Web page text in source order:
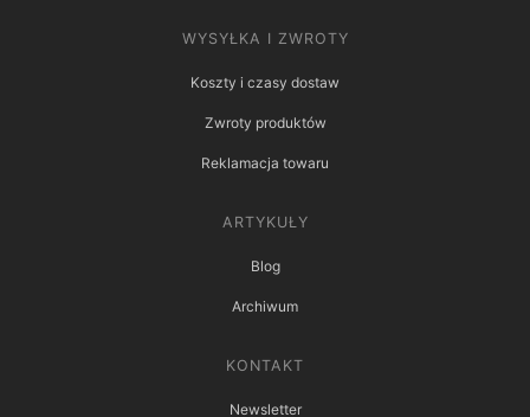
WYSYŁKA I ZWROTY
Koszty i czasy dostaw
Zwroty produktów
Reklamacja towaru
ARTYKUŁY
Blog
Archiwum
KONTAKT
Newsletter